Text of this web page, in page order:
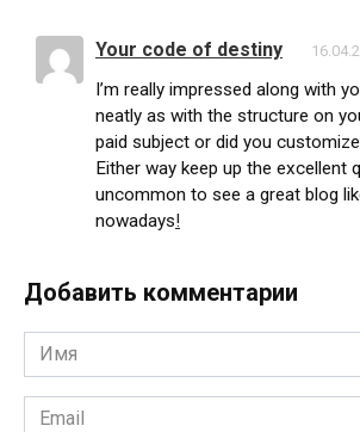
Your code of destiny
I’m really impressed along with
neatly as with the structure on
paid subject or did you
Either way keep up the excellent
uncommon to see a great blog
nowadays!
Добавить комментарии
Имя
Email